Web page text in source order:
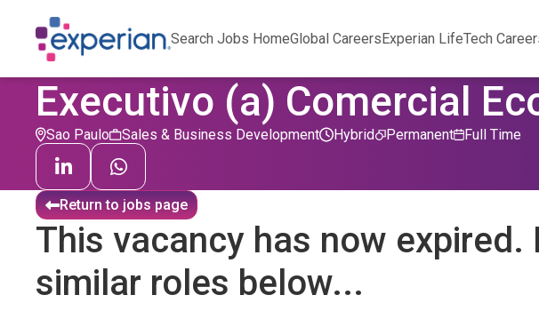
Search Jobs HomeGlobal CareersExperian LifeTech
Executivo (a) Comercial
Sao Paulo Sales & Business Development Permanent
Hybrid Full Time
Return to jobs page
This vacancy has now expired.
similar roles below...